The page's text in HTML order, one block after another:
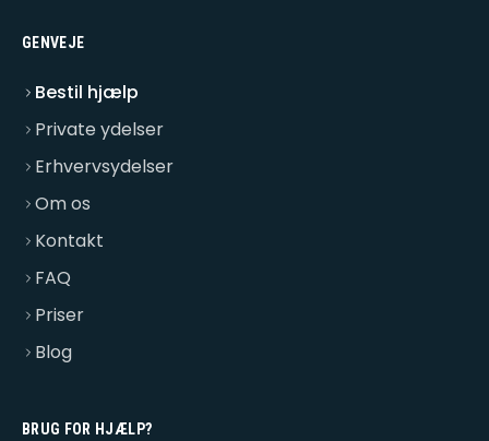
GENVEJE
Bestil hjælp
Private ydelser
Erhvervsydelser
Om os
Kontakt
FAQ
Priser
Blog
BRUG FOR HJÆLP?